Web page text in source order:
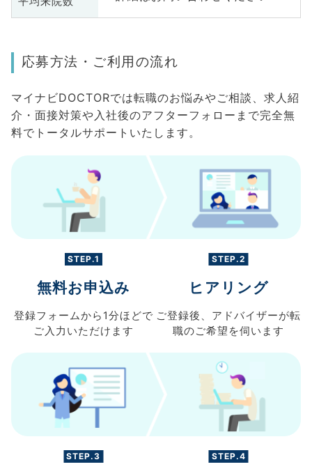
応募方法・ご利用の流れ
マイナビDOCTORでは転職のお悩みやご相談、求人紹
介・面接対策や入社後のアフターフォローまで完全無
料でトータルサポートいたします。
STEP.1
無料お申込み
登録フォームから 1分ほどで
ご入力 いただけます
STEP.2
ヒアリング
ご登録後、 アドバイザーが転
職のご希望を伺います
STEP.3 STEP.4